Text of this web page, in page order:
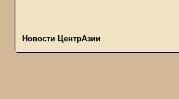
Новости ЦентрАзии